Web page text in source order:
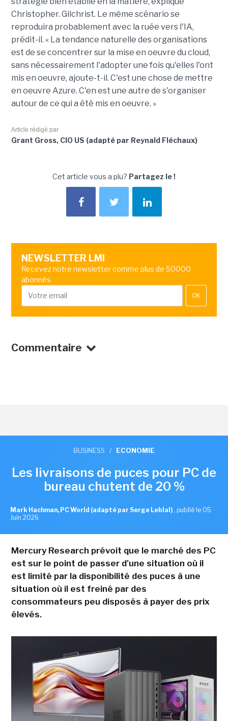
Christopher. Gilchrist. Le même scénario se
reproduira probablement avec la ruée vers l'IA,
prédit-il. « La tendance naturelle des organisations
est de se concentrer sur la mise en oeuvre du cloud,
sans nécessairement l'adopter une fois qu'elles l'ont
mis en oeuvre, ajoute-t-il. C'est une chose de mettre
en oeuvre Azure. C'en est une autre de s'organiser
autour de ce qui a été mis en oeuvre. »
Article rédigé par
Grant Gross, CIO US (adapté par Reynald Fléchaux)
Cet article vous a plu? Partagez le !
NEWSLETTER LMI
Recevez notre newsletter comme plus de 50000
abonnés
OK
Commentaire
BUSINESS / ECONOMIE
Les livraisons de puces pour PC de
bureau chutent de 20 %
Mark Hachman, PC World (adapté par Serge Leblal) , publié le 05
Juin 2026
Mercury Research prévoit que le marché des PC
est sur le point de passer d'une situation où il
est limité par la disponibilité des puces à une
situation où il est freiné par des
consommateurs peu disposés à payer des prix
élevés.